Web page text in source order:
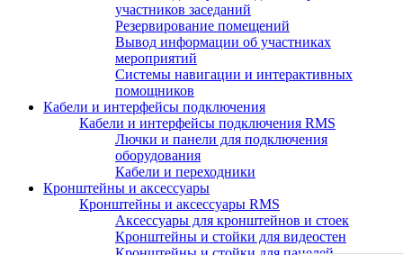
участников заседаний
Резервирование помещений
Вывод информации об участниках
мероприятий
Системы навигации и интерактивных
помощников
Кабели и интерфейсы подключения
Кабели и интерфейсы подключения RMS
Лючки и панели для подключения
оборудования
Кабели и переходники
Кронштейны и аксессуары
Кронштейны и аксессуары RMS
Аксессуары для кронштейнов и стоек
Кронштейны и стойки для видеостен